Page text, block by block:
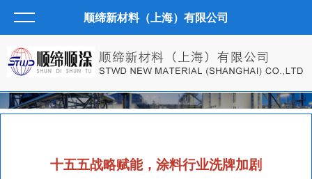
顺缔新材料（上海）有限公司
十五五战略赋能，涂料行业洗牌加剧